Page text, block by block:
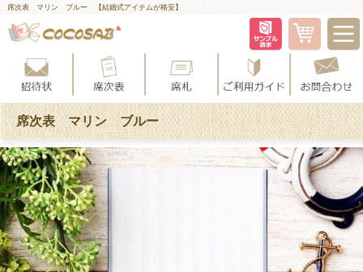
席次表 マリン ブルー 【結婚式アイテムが格安】
席次表 マリン ブルー